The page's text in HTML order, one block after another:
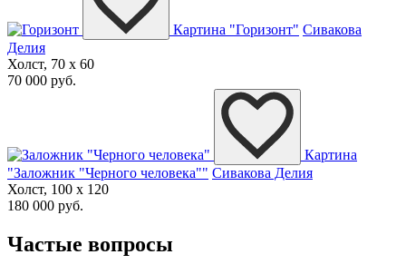
Картина "Горизонт" Сивакова
Делия
Холст, 70 x 60
70 000 руб.
Картина
"Заложник "Черного человека"" Сивакова Делия
Холст, 100 x 120
180 000 руб.
Частые вопросы